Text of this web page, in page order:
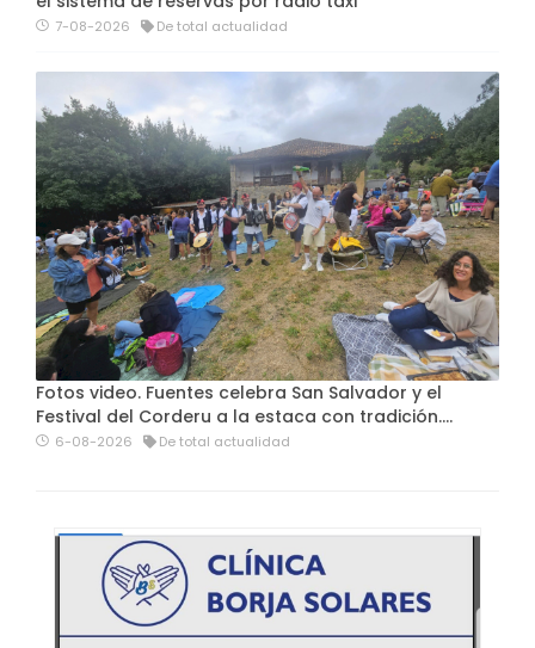
7-08-2026 De total actualidad
Fotos video. Fuentes celebra San Salvador y el
Festival del Corderu a la estaca con tradición....
6-08-2026 De total actualidad